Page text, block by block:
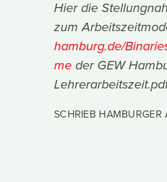
Hier die
zum
hamburg.de/
me der GEW
SCHRIEB